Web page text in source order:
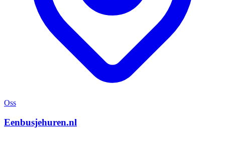
Oss
Eenbusjehuren.nl